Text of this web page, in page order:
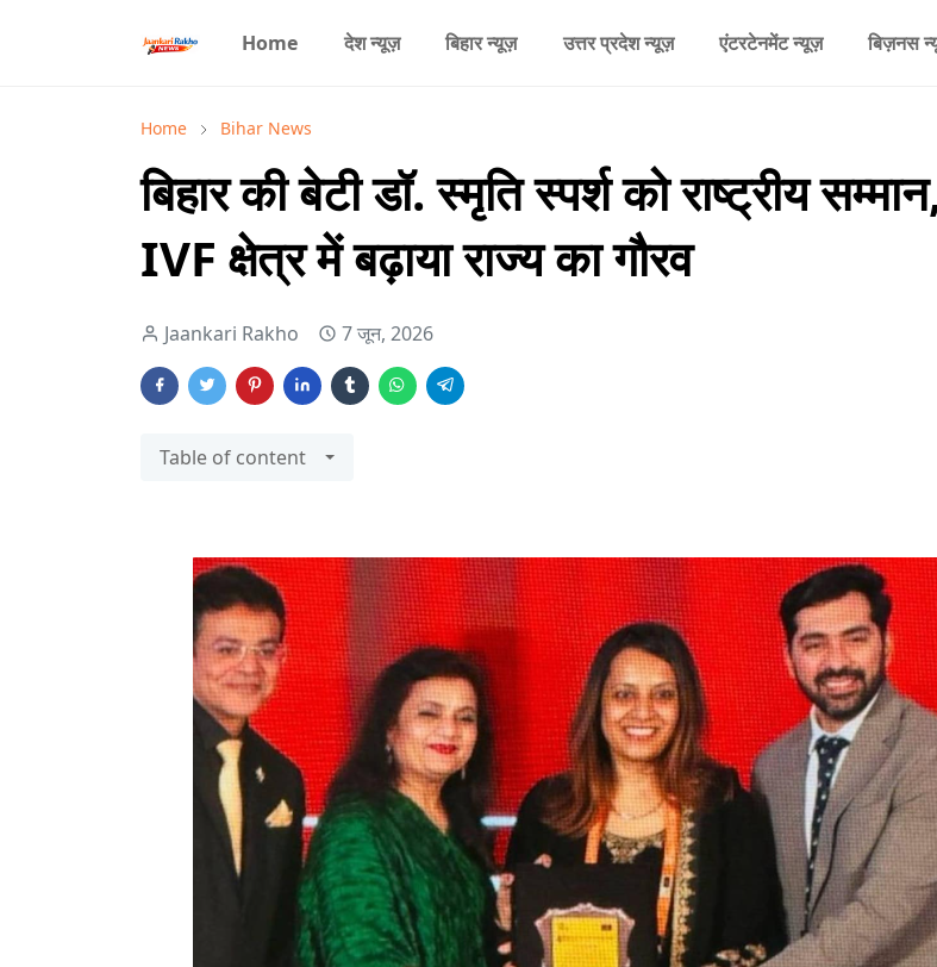
Home देश न्यूज़ बिहार न्यूज़ उत्तर प्रदेश न्यूज़ एंटरटेनमेंट न्यूज़ बिज़नस
Home Bihar News
बिहार की बेटी डॉ. स्मृति स्पर्श को राष्ट्रीय
IVF क्षेत्र में बढ़ाया राज्य का गौरव
Jaankari Rakho 7 जून, 2026
Table of content